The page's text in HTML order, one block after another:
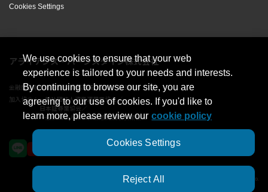
Cookies Settings
アライアンス・バーンスタイン株式会社
金融商品取引業者 関東財務局長（金商）第303号
加入協会：一般社団法人資産運用業協会／
日本証券業協会／
一般社団法人第二種金融商品取引業協会
© 2023 AllianceBernstein Japan Ltd. ALL RIGHTS RESERVED.
We use cookies to ensure that your web
experience is tailored to your needs and interests.
By continuing to browse our site, you are
agreeing to our use of cookies. If you'd like to
learn more, please review our cookie policy
Cookies Settings
Reject All